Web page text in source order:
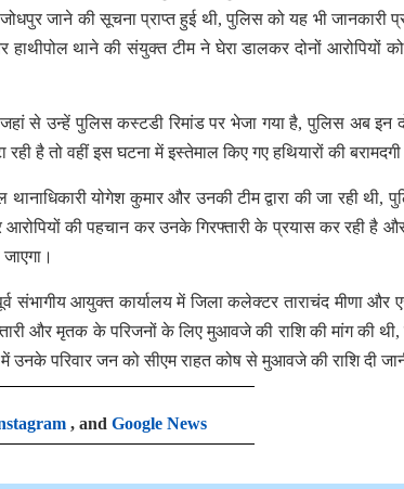
जाने की सूचना प्राप्त हुई थी, पुलिस को यह भी जानकारी
हाथीपोल थाने की संयुक्त टीम ने घेरा डालकर दोनों आरोपियों
से उन्हें पुलिस कस्टडी रिमांड पर भेजा गया है, पुलिस अब इन
रही है तो वहीं इस घटना में इस्तेमाल किए गए हथियारों की
योगेश कुमार और उनकी टीम द्वारा की जा रही थी,
की पहचान कर उनके गिरफ्तारी के प्रयास कर रही है
संभागीय आयुक्त कार्यालय में जिला कलेक्टर ताराचंद मीणा और
और मृतक के परिजनों के लिए मुआवजे की राशि की मांग की
परिवार जन को सीएम राहत कोष से मुआवजे की राशि दी
, and Google News